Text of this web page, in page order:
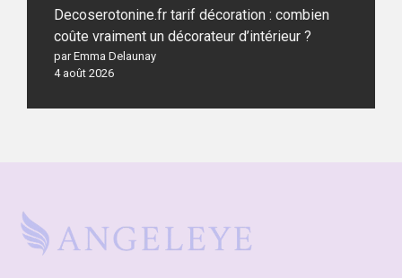
Decoserotonine.fr tarif décoration : combien
coûte vraiment un décorateur d’intérieur ?
par Emma Delaunay
4 août 2026